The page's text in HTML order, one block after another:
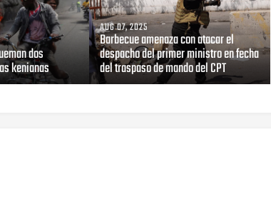
dos
kenianas
AUG 07, 2025
Barbecue amenaza con atacar el
despacho del primer ministro en fecha
del traspaso de mando del CPT